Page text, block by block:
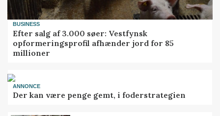
BUSINESS
Efter salg af 3.000 søer: Vestfynsk
opformeringsprofil afhænder jord for 85
millioner
ANNONCE
Der kan være penge gemt, i foderstrategien